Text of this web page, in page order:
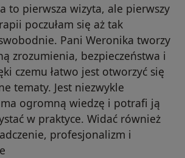
to pierwsza wizyta, ale pierwszy
poczułam się aż tak
Pani Weronika tworzy
zrozumienia, bezpieczeństwa i
czemu łatwo jest otworzyć się
tematy. Jest niezwykle
ogromną wiedzę i potrafi ją
w praktyce. Widać również
profesjonalizm i